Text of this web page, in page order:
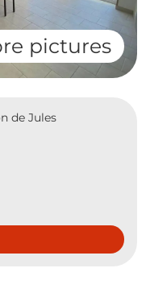
pictures
de Jules